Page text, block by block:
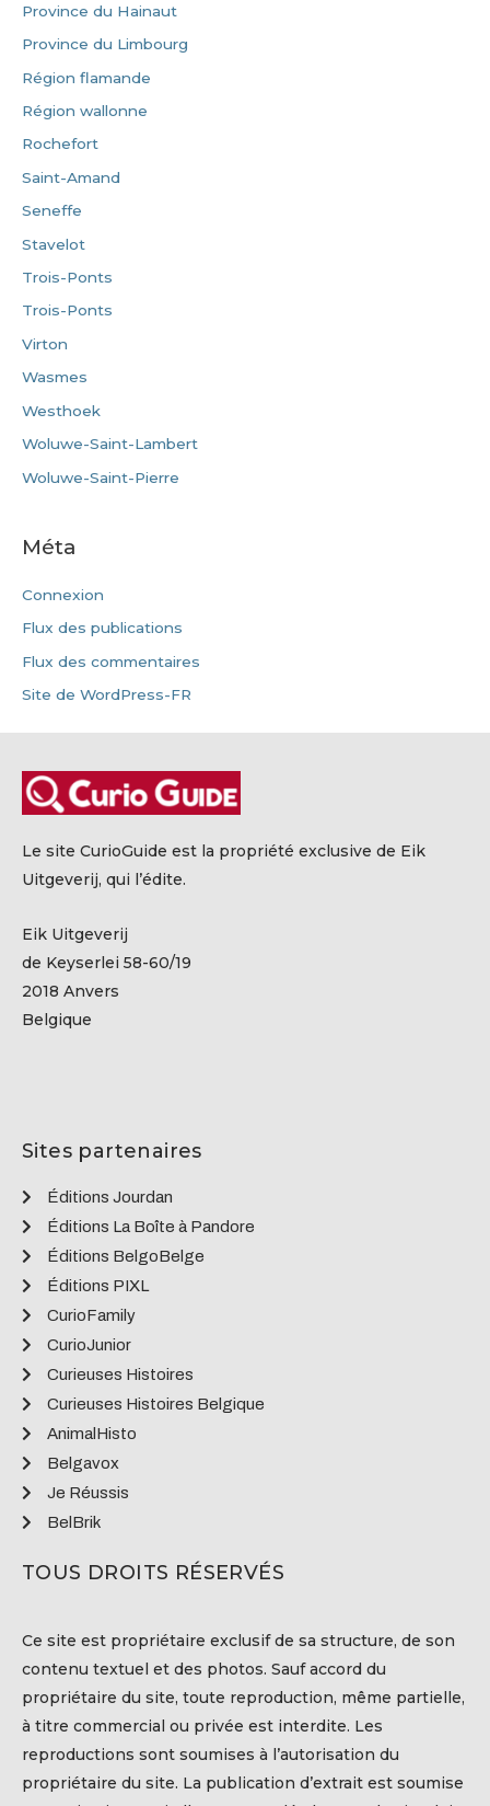
Province du Hainaut
Province du Limbourg
Région flamande
Région wallonne
Rochefort
Saint-Amand
Seneffe
Stavelot
Trois-Ponts
Trois-Ponts
Virton
Wasmes
Westhoek
Woluwe-Saint-Lambert
Woluwe-Saint-Pierre
Méta
Connexion
Flux des publications
Flux des commentaires
Site de WordPress-FR
Le site CurioGuide est la propriété exclusive de Eik
Uitgeverij, qui l’édite.
Eik Uitgeverij
de Keyserlei 58-60/19
2018 Anvers
Belgique
Sites partenaires
Éditions Jourdan
Éditions La Boîte à Pandore
Éditions BelgoBelge
Éditions PIXL
CurioFamily
CurioJunior
Curieuses Histoires
Curieuses Histoires Belgique
AnimalHisto
Belgavox
Je Réussis
BelBrik
TOUS DROITS RÉSERVÉS
Ce site est propriétaire exclusif de sa structure, de son
contenu textuel et des photos. Sauf accord du
propriétaire du site, toute reproduction, même partielle,
à titre commercial ou privée est interdite. Les
reproductions sont soumises à l’autorisation du
propriétaire du site. La publication d’extrait est soumise